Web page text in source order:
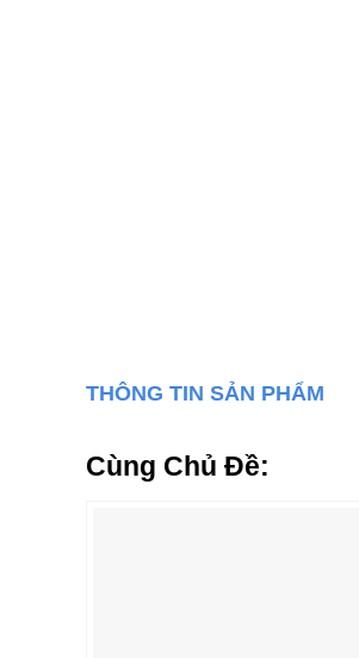
THÔNG TIN SẢN PHẨM
Cùng Chủ Đề: